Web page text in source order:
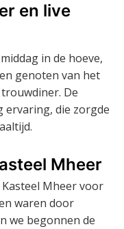
en live
in de hoeve,
genoten van het
De
ervaring, die zorgde
Mheer
Mheer voor
waren door
we begonnen de